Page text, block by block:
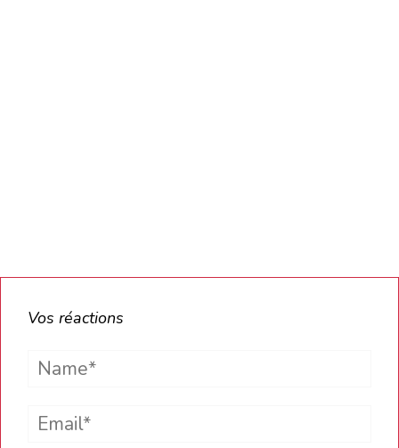
Vos réactions
Name*
Email*